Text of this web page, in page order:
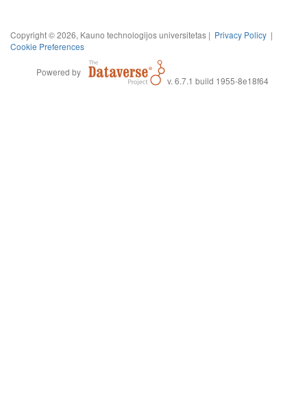
Copyright © 2026, Kauno technologijos universitetas | Privacy Policy |
Cookie Preferences
Powered by
v. 6.7.1 build 1955-8e18f64